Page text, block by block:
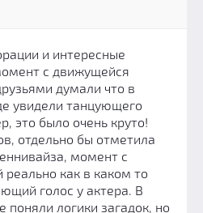
и интересные
с движущейся
думали что в
увидели танцующего
это было очень круто!
отдельно бы отметила
момент с
как в каком то
голос у актера. В
поняли логики загадок, но